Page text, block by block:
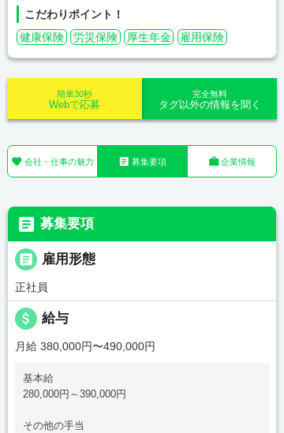
こだわりポイント！
健康保険
労災保険 厚生年金 雇用保険
完全無料
タグ以外の情報を聞く
簡単30秒
Webで応募
 会社・仕事の魅力  募集要項 企業情報
 募集要項
 雇用形態
正社員
attach_money 給与
月給 380,000円〜490,000円
基本給
280,000円～390,000円
その他の手当